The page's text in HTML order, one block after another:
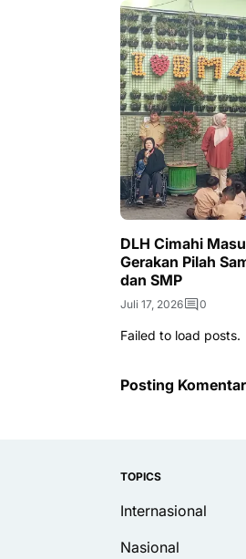
DLH Cimahi
Gerakan Pilah
dan SMP
Juli 17, 2026 0
Failed to load posts.
Posting Komentar
TOPICS
Internasional
Nasional